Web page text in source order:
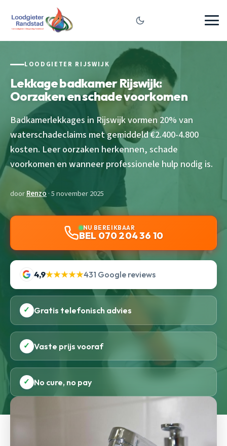
LOODGIETER RIJSWIJK
Lekkage badkamer Rijswijk:
Oorzaken en schade voorkomen
Badkamerlekkages in Rijswijk vormen 20% van
waterschadeclaims met gemiddeld €2.400-4.800
kosten. Leer oorzaken herkennen, schade
voorkomen en wanneer professionele hulp nodig is.
doorRenzo · 5 november 2025
NU BEREIKBAAR
BEL 070 204 36 10
4,9★★★★★431 Google reviews
✓ Gratis telefonisch advies
✓ Vaste prijs vooraf
✓ No cure, no pay